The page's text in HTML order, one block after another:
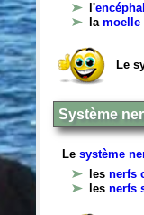
l'
lamoelle
Le
Système
Lesystème
lesnerfs
lesnerfs